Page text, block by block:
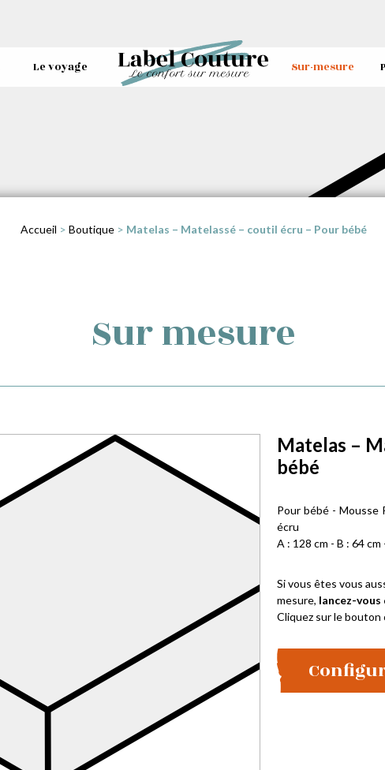
Le voyage Sur-mesure
Accueil > Boutique> Matelas – Matelassé – coutil écru – Pour bébé
Sur mesure
Matelas –
bébé
Pour bébé - Mousse
écru
A : 128 cm - B : 64 cm
Si vous êtes vous
mesure, lancez-
Cliquez sur le bouton